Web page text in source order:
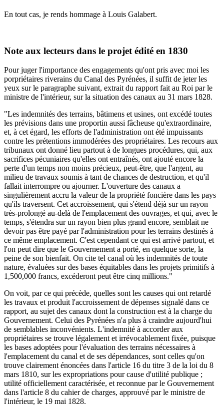
En tout cas, je rends hommage à Louis Galabert.
Note aux lecteurs dans le projet édité en 1830
Pour juger l'importance des engagements qu'ont pris avec moi les
porpriétaires riverains du Canal des Pyrénées, il suffit de jeter les
yeux sur le paragraphe suivant, extrait du rapport fait au Roi par le
ministre de l'intérieur, sur la situation des canaux au 31 mars 1828.
"Les indemnités des terrains, bâtimens et usines, ont excédé toutes
les prévisions dans une proportin aussi fâcheuse qu'extraordinaire,
et, à cet égard, les efforts de l'administration ont été impuissants
contre les prétentions immodérées des propriétaires. Les recours aux
tribunaux ont donné lieu partout à de longues procédures, qui, aux
sacrifices pécuniaires qu'elles ont entraînés, ont ajouté encore la
perte d'un temps non moins précieux, peut-être, que l'argent, au
milieu de travaux soumis à tant de chances de destruction, et qu'il
fallait interrompre ou ajourner. L'ouverture des canaux a
singulièrement accru la valeur de la propriété foncière dans les pays
qu'ils traversent. Cet accroissement, qui s'étend déjà sur un rayon
très-prolongé au-delà de l'emplacement des ouvrages, et qui, avec le
temps, s'étendra sur un rayon bien plus grand encore, semblait ne
devoir pas être payé par l'administration pour les terrains destinés à
ce même emplacement. C'est cependant ce qui est arrivé partout, et
l'on peut dire que le Gouvernement a porté, en quelque sorte, la
peine de son bienfait. On cite tel canal où les indemnités de toute
nature, évaluées sur des bases équitables dans les projets primitifs à
1,500,000 francs, excéderont peut être cinq millions."
On voit, par ce qui précède, quelles sont les causes qui ont retardé
les travaux et produit l'accroissement de dépenses signalé dans ce
rapport, au sujet des canaux dont la construction est à la charge du
Gouvernement. Celui des Pyrénées n'a plus à craindre aujourd'hui
de semblables inconvénients. L'indemnité à accorder aux
propriétaires se trouve légalement et irrévocablement fixée, puisque
les bases adoptées pour l'évaluation des terrains nécessaires à
l'emplacement du canal et de ses dépendances, sont celles qu'on
trouve clairement énoncées dans l'article 16 du titre 3 de la loi du 8
mars 1810, sur les expropriations pour cause d'utilité publique ;
utilité officiellement caractérisée, et reconnue par le Gouvernement
dans l'article 8 du cahier de charges, approuvé par le ministre de
l'intérieur, le 19 mai 1828.